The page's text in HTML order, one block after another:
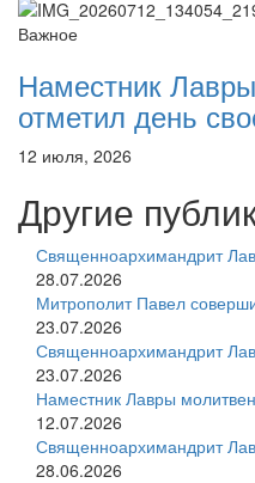
Важное
Наместник
отметил день
12 июля, 2026
Другие
Священноархимандрит
28.07.2026
Митрополит Павел
23.07.2026
Священноархимандрит
23.07.2026
Наместник Лавры
12.07.2026
Священноархимандрит
28.06.2026